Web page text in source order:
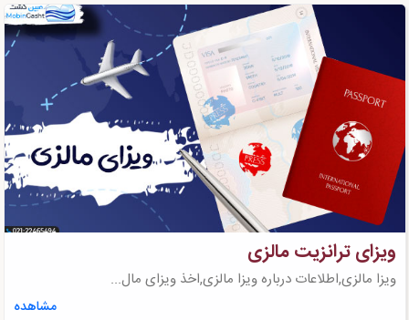
ویزای ترانزیت مالزی
ویزا مالزی,اطلاعات درباره ویزا مالزی,اخذ ویزای مال...
مشاهده